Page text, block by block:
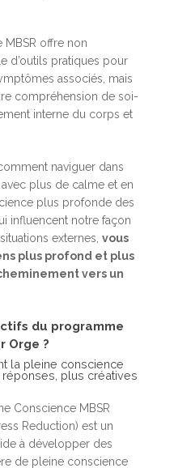
offre non
d’outils pratiques pour
associés, mais
compréhension de soi-
interne du corps et
naviguer dans
plus de calme et en
plus profonde des
influencent notre façon
externes, vous
plus profond et plus
vers un
du programme
Orge ?
la pleine conscience
plus créatives
Conscience MBSR
Reduction) est un
à développer des
de pleine conscience